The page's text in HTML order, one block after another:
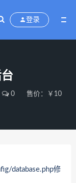
登录
0 售价：￥10
database.php修